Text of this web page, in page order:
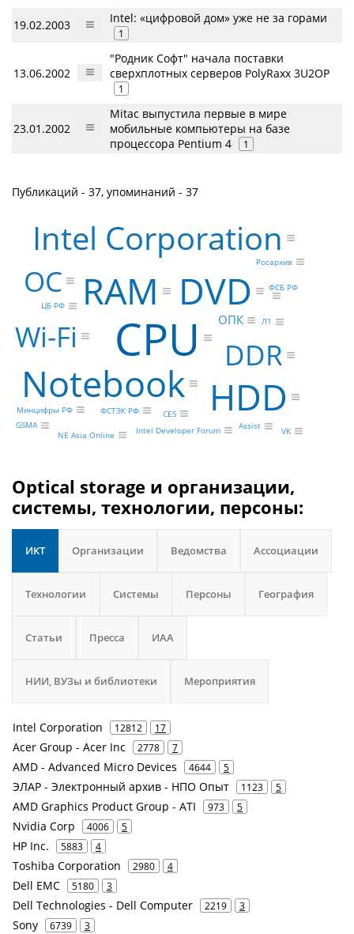
19.02.2003 Intel: «цифровой дом» уже не за горами
1
13.06.2002
"Родник Софт" начала поставки
сверхплотных серверов PolyRaxx 3U2OP
1
23.01.2002
Mitac выпустила первые в мире
мобильные компьютеры на базе
процессора Pentium 4
1
Публикаций - 37, упоминаний - 37
CPU
Notebook
DVD
RAM
HDD
Intel Corporation
DDR
Wi-Fi
ОС
ОПК
Минцифры РФ
ЦБ РФ
ФСТЭК РФ
Росархив
GSMA
NE Asia Online
CES
Intel Developer Forum
Л1
Assist VK
ФСБ РФ
Optical storage и организации,
системы, технологии, персоны:
ИКТ Организации Ведомства Ассоциации
Технологии Системы Персоны География
Статьи Пресса ИАА
НИИ, ВУЗы и библиотеки Мероприятия
Intel Corporation 12812 17
Acer Group - Acer Inc 2778 7
AMD - Advanced Micro Devices 4644 5
ЭЛАР - Электронный архив - НПО Опыт 1123 5
AMD Graphics Product Group - ATI 973 5
Nvidia Corp 4006 5
HP Inc. 5883 4
Toshiba Corporation 2980 4
Dell EMC 5180 3
Dell Technologies - Dell Computer 2219 3
Sony 6739 3